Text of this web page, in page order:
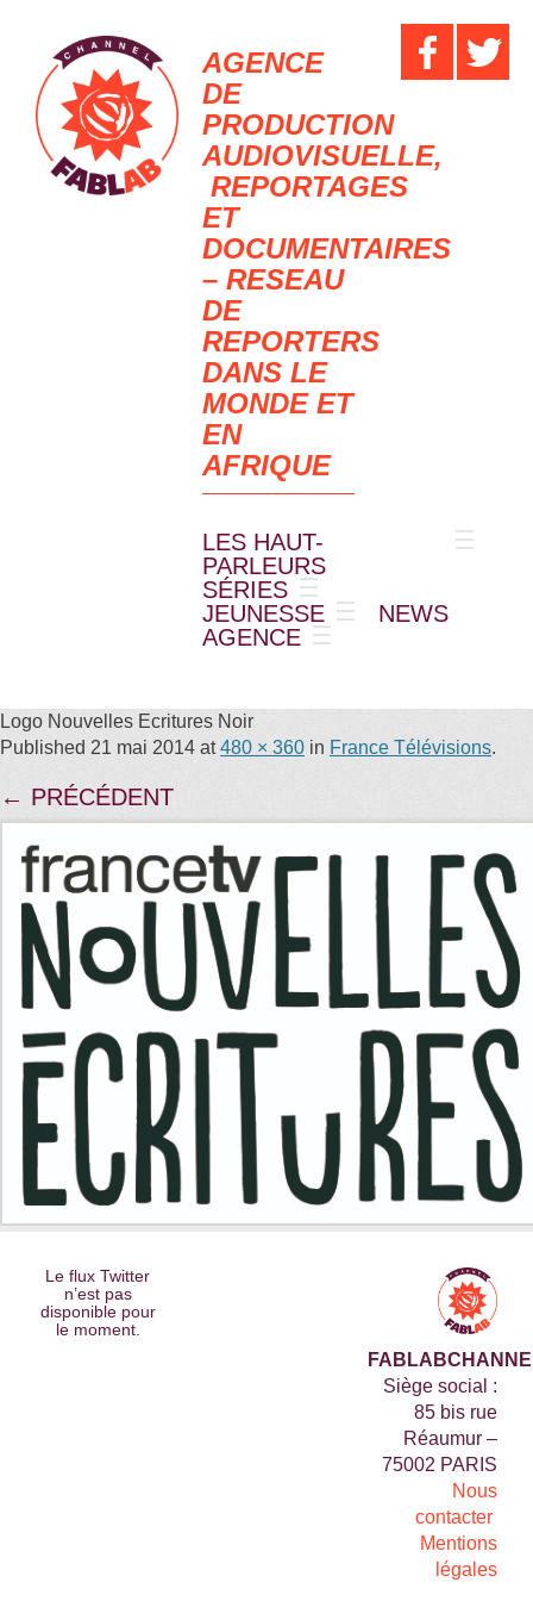
AGENCE
DE
PRODUCTION
AUDIOVISUELLE,
REPORTAGES
ET
DOCUMENTAIRES
– RESEAU
DE
REPORTERS
DANS LE
MONDE ET
EN
AFRIQUE
LES HAUT-
PARLEURS
SÉRIES
JEUNESSE
NEWS
AGENCE
Logo Nouvelles Ecritures Noir
Published 21 mai 2014 at480 × 360 in France Télévisions.
← PRÉCÉDENT
Le flux Twitter
n’est pas
disponible pour
le moment.
Siège social :
85 bis rue
Réaumur –
75002 PARIS
Nous
contacter
Mentions
légales